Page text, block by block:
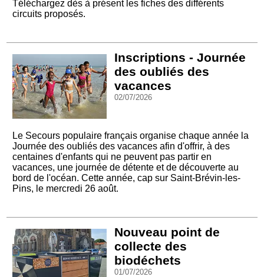
Téléchargez dès à présent les fiches des différents
circuits proposés.
Inscriptions - Journée
des oubliés des
vacances
02/07/2026
Le Secours populaire français organise chaque année la
Journée des oubliés des vacances afin d'offrir, à des
centaines d'enfants qui ne peuvent pas partir en
vacances, une journée de détente et de découverte au
bord de l'océan. Cette année, cap sur Saint-Brévin-les-
Pins, le mercredi 26 août.
Nouveau point de
collecte des
biodéchets
01/07/2026